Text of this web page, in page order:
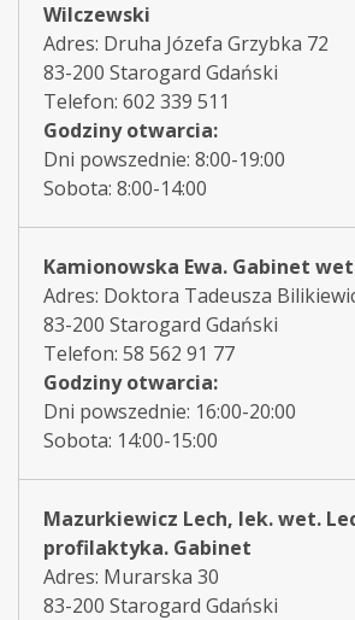
Wilczewski
Adres: Druha Józefa Grzybka 72
83-200 Starogard Gdański
Telefon: 602 339 511
Godziny otwarcia:
Dni powszednie: 8:00-19:00
Sobota: 8:00-14:00
Kamionowska Ewa. Gabinet
Adres: Doktora Tadeusza
83-200 Starogard Gdański
Telefon: 58 562 91 77
Godziny otwarcia:
Dni powszednie: 16:00-20:00
Sobota: 14:00-15:00
Mazurkiewicz Lech, lek. wet.
profilaktyka. Gabinet
Adres: Murarska 30
83-200 Starogard Gdański